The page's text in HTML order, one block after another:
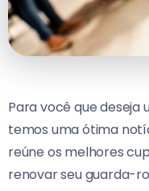
Para você que deseja
temos uma ótima
reúne os melhores
renovar seu guarda-